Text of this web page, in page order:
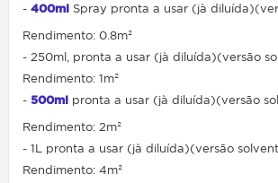
- 400ml Spray pronta a usar (jà
Rendimento: 0.8m²
- 250ml, pronta a usar (jà diluída)(versão
Rendimento: 1m²
- 500ml pronta a usar (jà diluída)(versão
Rendimento: 2m²
- 1L pronta a usar (jà diluída)(versão
Rendimento: 4m²